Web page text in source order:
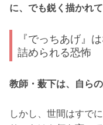
に、でも鋭く描かれて
『でっちあげ』
詰められる恐怖
教師・薮下は、自ら
しかし、世間はすで